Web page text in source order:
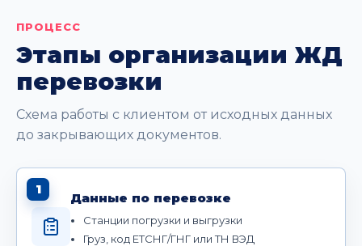
ПРОЦЕСС
Этапы организации ЖД
перевозки
Схема работы с клиентом от исходных данных
до закрывающих документов.
1
Данные по перевозке
Станции погрузки и выгрузки
Груз, код ЕТСНГ/ГНГ или ТН ВЭД